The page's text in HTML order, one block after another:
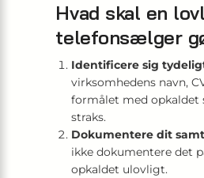
Hvad skal en
telefonsælger
Identificere sig
virksomhedens navn,
formålet med opkaldet
straks.
Dokumentere dit
ikke dokumentere det
opkaldet ulovligt.